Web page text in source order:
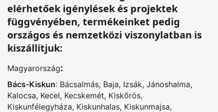
elérhetőek igénylések és projektek
függvényében, termékeinket pedig
országos és nemzetközi viszonylatban is
kiszállítjuk:
Magyarország:
Bács-Kiskun: Bácsalmás, Baja, Izsák, Jánoshalma,
Kalocsa, Kecel, Kecskemét, Kiskõrös,
Kiskunfélegyháza, Kiskunhalas, Kiskunmajsa,